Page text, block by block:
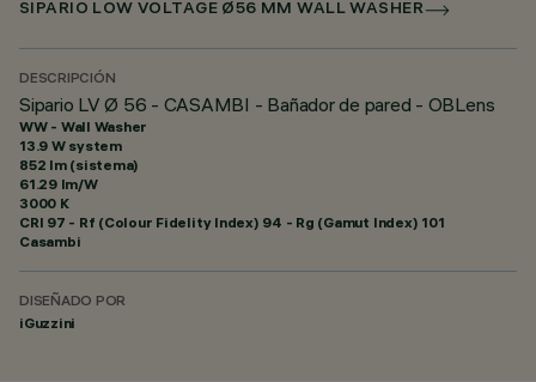
SIPARIO LOW VOLTAGE Ø56 MM WALL WASHER
DESCRIPCIÓN
Sipario LV Ø 56 - CASAMBI - Bañador de pared - OBLens
WW - Wall Washer
13.9 W system
852 lm (sistema)
61.29 lm/W
3000 K
CRI 97 - Rf (Colour Fidelity Index) 94 - Rg (Gamut Index) 101
Casambi
DISEÑADO POR
iGuzzini